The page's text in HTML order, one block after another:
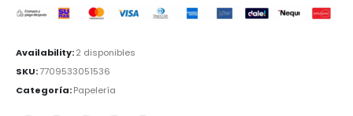
Availability:2 disponibles
SKU:7709533051536
Categoría:Papelería